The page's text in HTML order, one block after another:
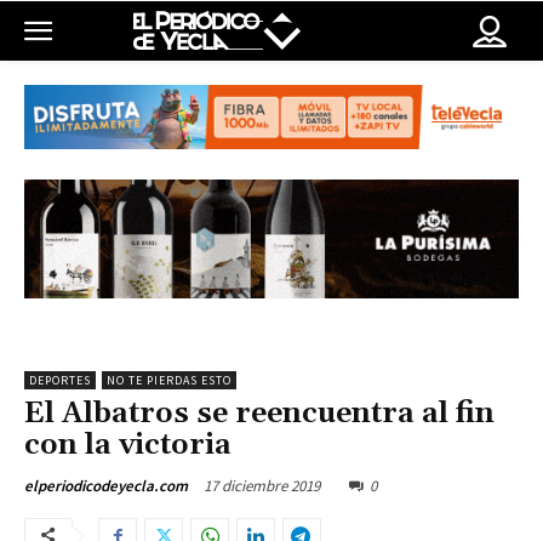
DEPORTES NO TE PIERDAS ESTO
El Albatros se reencuentra al fin
con la victoria
elperiodicodeyecla.com 17 diciembre 2019 0